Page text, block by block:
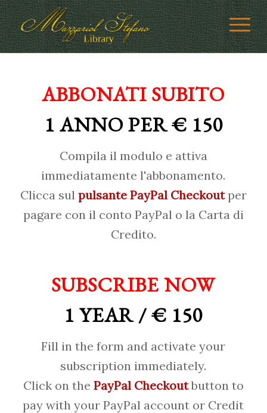
ABBONATI SUBITO
1 ANNO PER € 150
Compila il modulo e attiva
immediatamente l'abbonamento.
Clicca sul pulsante PayPal Checkoutper
pagare con il conto PayPal o la Carta di
Credito.
SUBSCRIBE NOW
1 YEAR / € 150
Fill in the form and activate your
subscription immediately.
Click on the PayPal Checkoutbutton to
pay with your PayPal account or Credit